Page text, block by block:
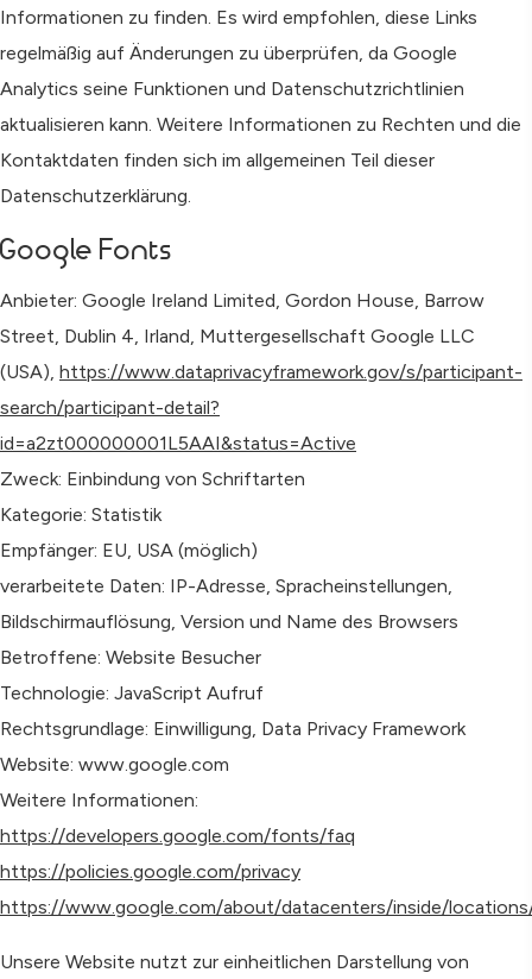
Informationen zu finden. Es wird empfohlen, diese Links
regelmäßig auf Änderungen zu überprüfen, da Google
Analytics seine Funktionen und Datenschutzrichtlinien
aktualisieren kann. Weitere Informationen zu Rechten und die
Kontaktdaten finden sich im allgemeinen Teil dieser
Datenschutzerklärung.
Google Fonts
Anbieter: Google Ireland Limited, Gordon House, Barrow
Street, Dublin 4, Irland, Muttergesellschaft Google LLC
(USA), https://www.dataprivacyframework.gov/s/participant-
search/participant-detail?
id=a2zt000000001L5AAI&status=Active
Zweck: Einbindung von Schriftarten
Kategorie: Statistik
Empfänger: EU, USA (möglich)
verarbeitete Daten: IP-Adresse, Spracheinstellungen,
Bildschirmauflösung, Version und Name des Browsers
Betroffene: Website Besucher
Technologie: JavaScript Aufruf
Rechtsgrundlage: Einwilligung, Data Privacy Framework
Website: www.google.com
Weitere Informationen:
https://developers.google.com/fonts/faq
https://policies.google.com/privacy
https://www.google.com/about/datacenters/inside/
Unsere Website nutzt zur einheitlichen Darstellung von